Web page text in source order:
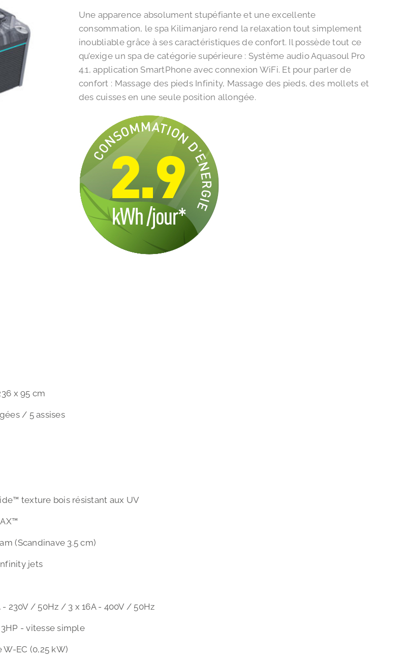
Une apparence absolument stupéfiante et une excellente
consommation, le spa Kilimanjaro rend la relaxation tout simplement
inoubliable grâce à ses caractéristiques de confort. Il possède tout ce
qu’exige un spa de catégorie supérieure : Système audio Aquasoul Pro
4.1, application SmartPhone avec connexion WiFi. Et pour parler de
confort : Massage des pieds Infinity, Massage des pieds, des mollets et
des cuisses en une seule position allongée.
x 95 cm
/ 5 assises
texture bois résistant aux UV
(Scandinave 3.5 cm)
jets
- 230V / 50Hz / 3 x 16A - 400V / 50Hz
- vitesse simple
W-EC (0,25 kW)